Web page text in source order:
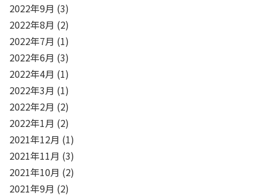
2022年9月 (3)
2022年8月 (2)
2022年7月 (1)
2022年6月 (3)
2022年4月 (1)
2022年3月 (1)
2022年2月 (2)
2022年1月 (2)
2021年12月 (1)
2021年11月 (3)
2021年10月 (2)
2021年9月 (2)